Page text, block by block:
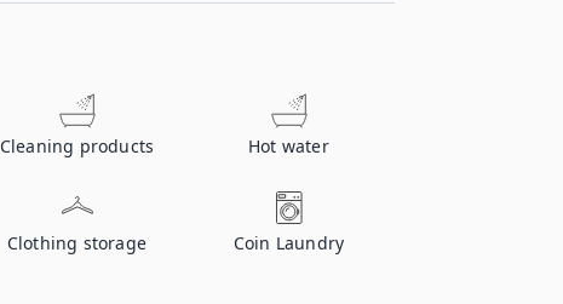
Cleaning products Hot water
Clothing storage Coin Laundry